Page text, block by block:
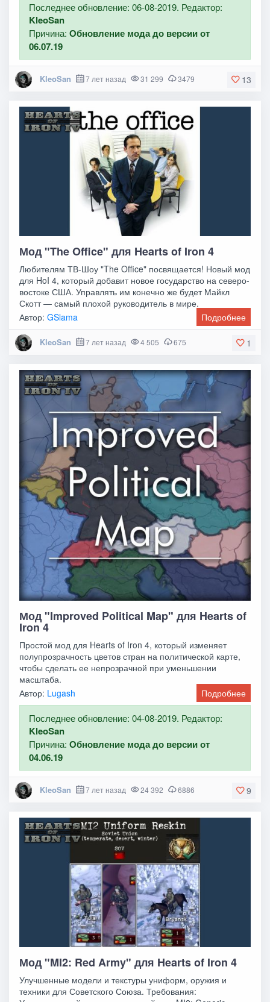
Последнее обновление: 06-08-2019. Редактор:
KleoSan
Причина:Обновление мода до версии от
06.07.19
13
KleoSan 7 лет назад 31 299 3479
Мод "The Office" для Hearts of Iron 4
Любителям ТВ-Шоу "The Office" посвящается! Новый мод
для HoI 4, который добавит новое государство на северо-
востоке США. Управлять им конечно же будет Майкл
Скотт — самый плохой руководитель в мире.
Автор:GSlama Подробнее
1
KleoSan 7 лет назад 4 505 675
Мод "Improved Political Map" для Hearts of
Iron 4
Простой мод для Hearts of Iron 4, который изменяет
полупрозрачность цветов стран на политической карте,
чтобы сделать ее непрозрачной при уменьшении
масштаба.
Автор: Lugash Подробнее
Последнее обновление: 04-08-2019. Редактор:
KleoSan
Причина:Обновление мода до версии от
04.06.19
9
KleoSan 7 лет назад 24 392 6886
Мод "MI2: Red Army" для Hearts of Iron 4
Улучшенные модели и текстуры униформ, оружия и
техники для Советского Союза. Требования: